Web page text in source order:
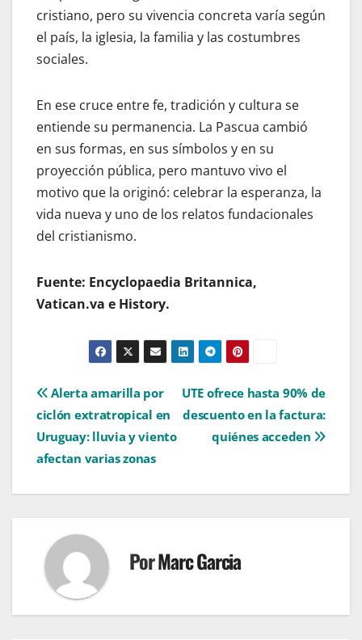
cristiano, pero su vivencia concreta varía según
el país, la iglesia, la familia y las costumbres
sociales.
En ese cruce entre fe, tradición y cultura se
entiende su permanencia. La Pascua cambió
en sus formas, en sus símbolos y en su
proyección pública, pero mantuvo vivo el
motivo que la originó: celebrar la esperanza, la
vida nueva y uno de los relatos fundacionales
del cristianismo.
Fuente: Encyclopaedia Britannica,
Vatican.va e History.
Navegación
de
entradas
UTE ofrece hasta 90% de
descuento en la factura:
quiénes acceden
Alerta amarilla por
ciclón extratropical en
Uruguay: lluvia y viento
afectan varias zonas
PorMarc Garcia